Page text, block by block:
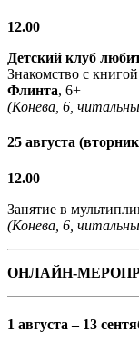
12.00
Детский клуб
Знакомство с
Флинта, 6+
(Конева, 6,
25 августа
12.00
Занятие в
(Конева, 6,
ОНЛАЙН-
1 августа – 13